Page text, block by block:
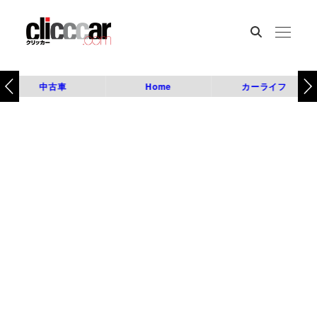
中古車 Home カーライフ